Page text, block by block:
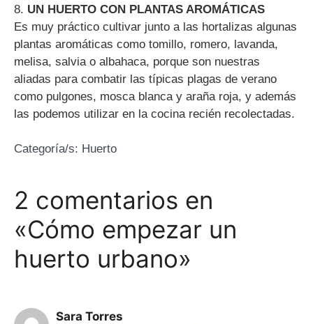
8. UN HUERTO CON PLANTAS AROMÁTICAS
Es muy práctico cultivar junto a las hortalizas algunas
plantas aromáticas como tomillo, romero, lavanda,
melisa, salvia o albahaca, porque son nuestras
aliadas para combatir las típicas plagas de verano
como pulgones, mosca blanca y araña roja, y además
las podemos utilizar en la cocina recién recolectadas.
Categoría/s: Huerto
2 comentarios en
«Cómo empezar un
huerto urbano»
Sara Torres